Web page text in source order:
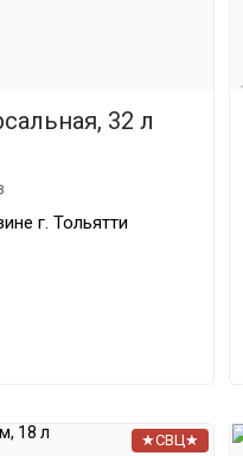
32 л
г. Тольятти
★СВЦ★